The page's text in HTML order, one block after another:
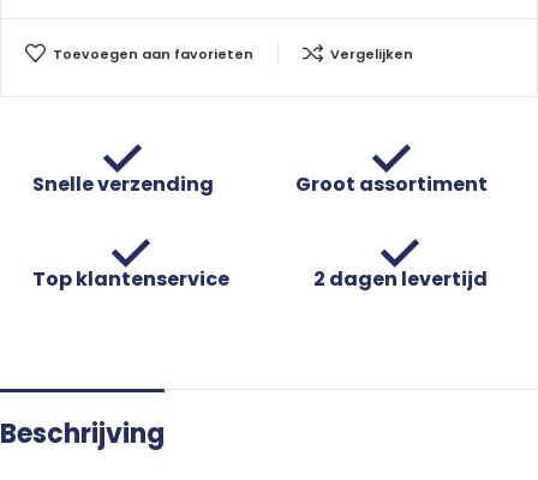
Toevoegen aan favorieten Vergelijken
Snelle verzending Groot assortiment
Top klantenservice 2 dagen levertijd
Beschrijving